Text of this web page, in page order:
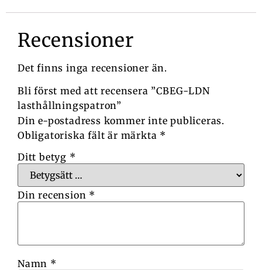
Recensioner
Det finns inga recensioner än.
Bli först med att recensera ”CBEG-LDN
lasthållningspatron”
Din e-postadress kommer inte publiceras.
Obligatoriska fält är märkta *
Ditt betyg *
Din recension *
Namn *